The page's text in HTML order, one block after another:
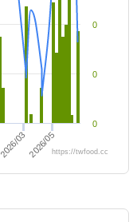
2026/032026/05
0
0
0
https://twfood.cc